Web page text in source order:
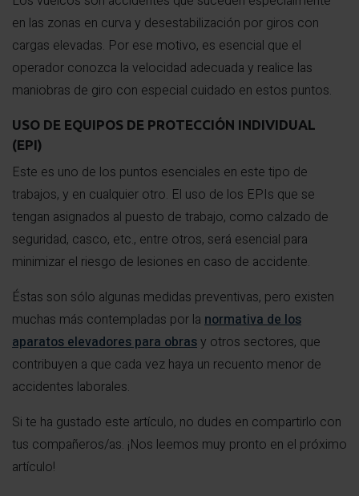
en las zonas en curva y desestabilización por giros con
cargas elevadas. Por ese motivo, es esencial que el
operador conozca la velocidad adecuada y realice las
maniobras de giro con especial cuidado en estos puntos.
USO DE EQUIPOS DE PROTECCIÓN INDIVIDUAL
(EPI)
Este es uno de los puntos esenciales en este tipo de
trabajos, y en cualquier otro. El uso de los EPIs que se
tengan asignados al puesto de trabajo, como calzado de
seguridad, casco, etc., entre otros, será esencial para
minimizar el riesgo de lesiones en caso de accidente.
Éstas son sólo algunas medidas preventivas, pero existen
muchas más contempladas por la normativa de los
aparatos elevadores para obrasy otros sectores, que
contribuyen a que cada vez haya un recuento menor de
accidentes laborales.
Si te ha gustado este artículo, no dudes en compartirlo con
tus compañeros/as. ¡Nos leemos muy pronto en el próximo
artículo!